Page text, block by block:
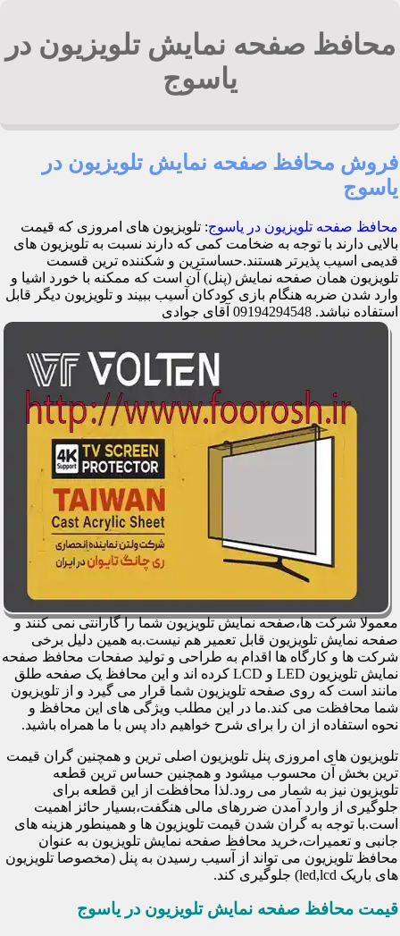
محافظ صفحه نمایش تلویزیون در
یاسوج
فروش محافظ صفحه نمایش تلویزیون در
یاسوج
محافظ صفحه تلویزیون در یاسوج: تلویزیون های امروزی که قیمت
بالایی دارند با توجه به ضخامت کمی که دارند نسبت به تلویزیون های
قدیمی اسیب پذیرتر هستند.حساسترین و شکننده ترین قسمت
تلویزیون همان صفحه نمایش (پنل) آن است که ممکنه با خورد اشیا و
وارد شدن ضربه هنگام بازی کودکان آسیب ببیند و تلویزیون دیگر قابل
استفاده نباشد. 09194294548 آقای جوادی
معمولا شرکت ها،صفحه نمایش تلویزیون شما را گارانتی نمی کنند و
صفحه نمایش تلویزیون قابل تعمیر هم نیست.به همین دلیل برخی
شرکت ها و کارگاه ها اقدام به طراحی و تولید صفحات محافظ صفحه
نمایش تلویزیون LED و LCD کرده اند و این محافظ یک صفحه طلق
مانند است که روی صفحه تلویزیون شما قرار می گیرد و از تلویزیون
شما محافظت می کند.ما در این مطلب ویژگی های این محافظ و
نحوه استفاده از ان را برای شرح خواهیم داد پس با ما همراه باشید.
تلویزیون های امروزی پنل تلویزیون اصلی ترین و همچنین گران قیمت
ترین بخش آن محسوب میشود و همچنین حساس ترین قطعه
تلویزیون نیز به شمار می رود.لذا محافظت از این قطعه برای
جلوگیری از وارد آمدن ضررهای مالی هنگفت،بسیار حائز اهمیت
است.با توجه به گران شدن قیمت تلویزیون ها و همینطور هزینه های
جانبی و تعمیرات،خرید محافظ صفحه نمایش تلویزیون به عنوان
محافظ تلویزیون می تواند از آسیب رسیدن به پنل (مخصوصا تلویزیون
های باریک led,lcd) جلوگیری کند.
قیمت محافظ صفحه نمایش تلویزیون در یاسوج